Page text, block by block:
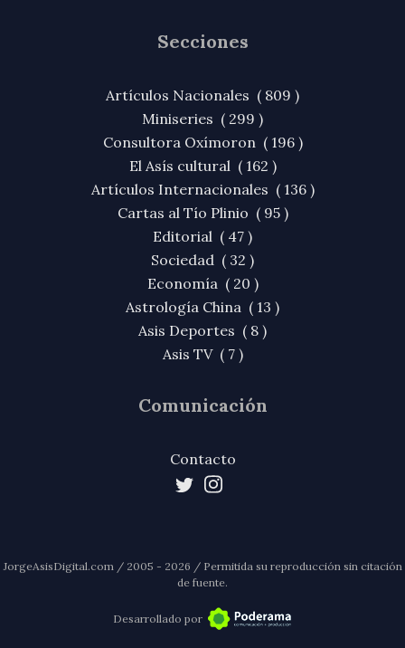
Secciones
Artículos Nacionales ( 809 )
Miniseries ( 299 )
Consultora Oxímoron ( 196 )
El Asís cultural ( 162 )
Artículos Internacionales ( 136 )
Cartas al Tío Plinio ( 95 )
Editorial ( 47 )
Sociedad ( 32 )
Economía ( 20 )
Astrología China ( 13 )
Asis Deportes ( 8 )
Asis TV ( 7 )
Comunicación
Contacto
JorgeAsisDigital.com / 2005 - 2026 / Permitida su reproducción sin citación
de fuente.
Desarrollado por